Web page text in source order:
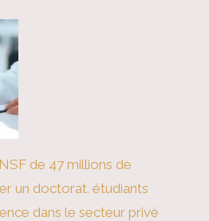
de 47 millions de
un doctorat. étudiants
dans le secteur privé